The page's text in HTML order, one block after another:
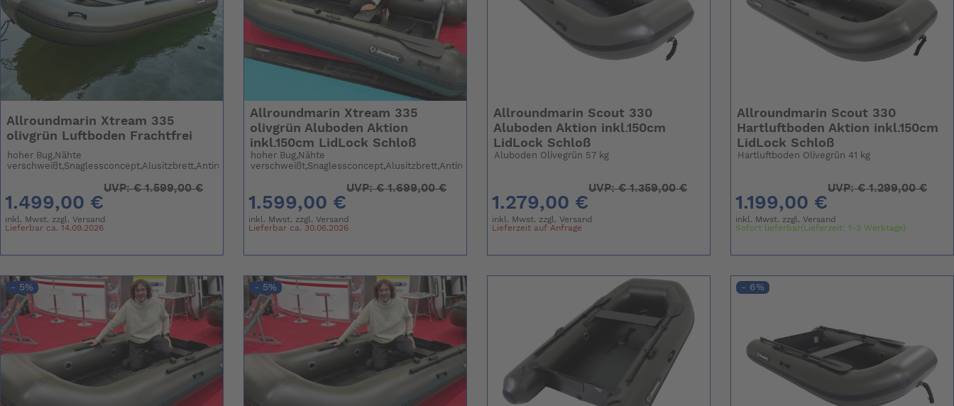
Allroundmarin Xtream 335
olivgrün Luftboden Frachtfrei
hoher Bug,Nähte
verschweißt,Snaglessconcept,Alusitzbrett,Antirutsch
1.499,00 €
UVP:€1.599,00 €
inkl. Mwst. zzgl.Versand
Lieferbar ca. 14.09.2026
Allroundmarin Xtream 335
olivgrün Aluboden Aktion
inkl.150cm LidLock Schloß
hoher Bug,Nähte
verschweißt,Snaglessconcept,Alusitzbrett,Antirutsch
1.599,00 €
UVP:€1.699,00 €
inkl. Mwst. zzgl.Versand
Lieferbar ca. 30.06.2026
Allroundmarin Scout 330
Aluboden Aktion inkl.150cm
LidLock Schloß
Aluboden Olivegrün 57 kg
1.279,00 €
UVP:€1.359,00 €
inkl. Mwst. zzgl.Versand
Lieferzeit auf Anfrage
Allroundmarin Scout 330
Hartluftboden Aktion inkl.150cm
LidLock Schloß
Hartluftboden Olivegrün 41 kg
1.199,00 €
UVP:€1.299,00 €
inkl. Mwst. zzgl.Versand
Sofort lieferbar(Lieferzeit: 1-3 Werktage)
- 5% - 5% - 6%